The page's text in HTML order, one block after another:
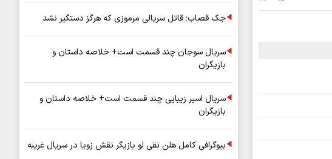
جک قصاب؛ قاتل سریالی مرموزی که هرگز دستگیر نشد
سریال سوجان چند قسمت است+ خلاصه داستان و
بازیگران
سریال اسیر زیبایی چند قسمت است+ خلاصه داستان و
بازیگران
بیوگرافی کامل هلن نقی لو بازیگر نقش زویا در سریال غریبه